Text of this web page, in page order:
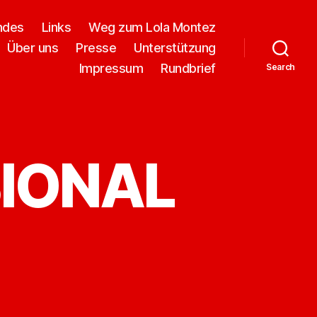
Links
Weg zum Lola Montez
Über uns
Presse
Unterstützung
Impressum
Rundbrief Search